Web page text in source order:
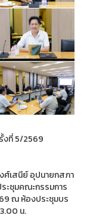
งที่ 5/2569
ศ์เสนีย์ อุปนายกสภา
ะชุมคณะกรรมการ
ณ ห้องประชุมบร
น.